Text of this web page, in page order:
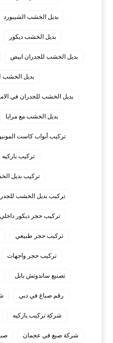
بديل الخشب الشيبورد
بديل الخشب ديكور
بديل الخشب للجدران ابيض
بديل الخشب
بديل الخشب للجدران في
بديل الخشب مع مرايا
تركيب أبواب كاست
تركيب
تركيب بديل
تركيب بديل الخشب
تركيب حجر ديكور داخلي
تركيب حجر طبيعي
تركيب حجر واجهات
تصنيع ساندوتش بانل
رقم صباغ في دبي
شركة تركيب باركيه
شركة صبغ في عجمان